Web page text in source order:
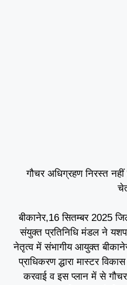
गौचर अधिग्रहण निरस्त
बीकानेर,16 सितम्बर 2025
संयुक्त प्रतिनिधि मंडल ने
नेतृत्व में संभागीय आयुक्त
प्राधिकरण द्धारा मास्टर
करवाई व इस प्लान में से